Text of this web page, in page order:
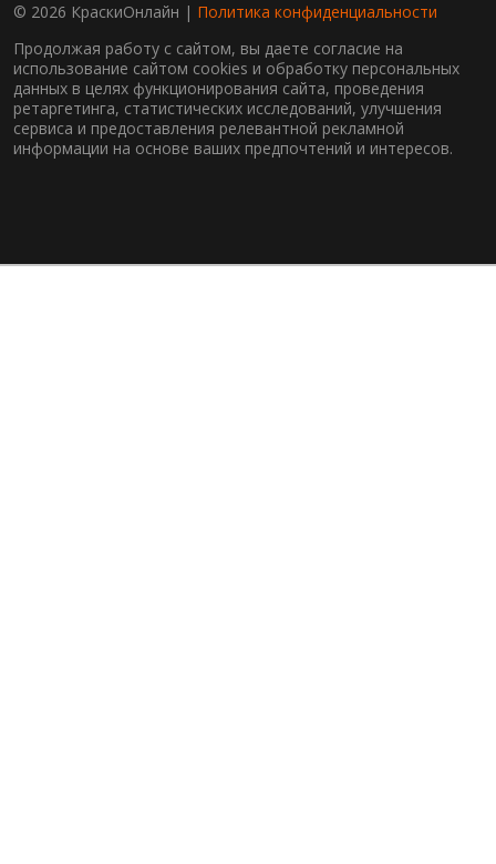
© 2026 КраскиОнлайн | Политика конфиденциальности
Продолжая работу с сайтом, вы даете согласие на
использование сайтом cookies и обработку персональных
данных в целях функционирования сайта, проведения
ретаргетинга, статистических исследований, улучшения
сервиса и предоставления релевантной рекламной
информации на основе ваших предпочтений и интересов.